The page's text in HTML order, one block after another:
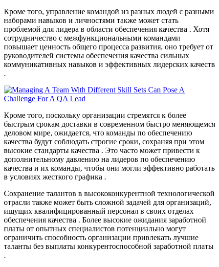
Кроме того, управление командой из разных людей с разными
наборами навыков и личностями также может стать
проблемой для лидера в области обеспечения качества . Хотя
сотрудничество с межфункциональными командами
повышает ценность общего процесса развития, оно требует от
руководителей системы обеспечения качества сильных
коммуникативных навыков и эффективных лидерских качеств
.
Кроме того, поскольку организации стремятся к более
быстрым срокам доставки в современном быстро меняющемся
деловом мире, ожидается, что команды по обеспечению
качества будут соблюдать строгие сроки, сохраняя при этом
высокие стандарты качества . Это часто может привести к
дополнительному давлению на лидеров по обеспечению
качества и их команды, чтобы они могли эффективно работать
в условиях жесткого графика .
Сохранение талантов в высококонкурентной технологической
отрасли также может быть сложной задачей для организаций,
ищущих квалифицированный персонал в своих отделах
обеспечения качества . Более высокие ожидания заработной
платы от опытных специалистов потенциально могут
ограничить способность организации привлекать лучшие
таланты без выплаты конкурентоспособной заработной платы
.